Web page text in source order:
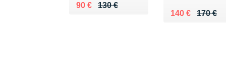
130 €
Au lieu de 130 €
90 €
Vendu 90 €
170 €
Au lieu de 170
140 €
Vendu 140 €